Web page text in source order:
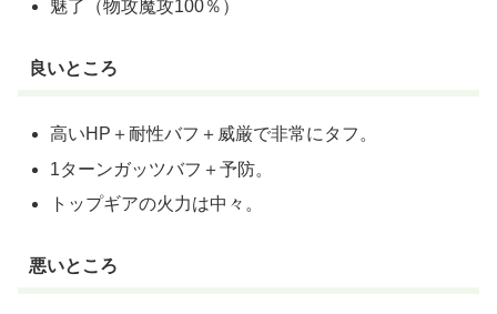
魅了（物攻魔攻100％）
良いところ
高いHP＋耐性バフ＋威厳で非常にタフ。
1ターンガッツバフ＋予防。
トップギアの火力は中々。
悪いところ